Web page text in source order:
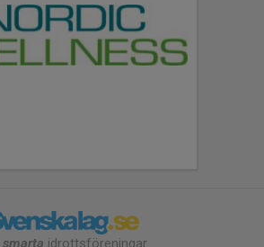
smarta idrottsföreningar